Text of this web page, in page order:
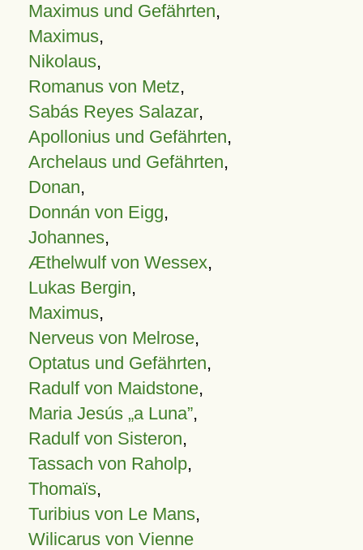
Maximus und Gefährten,
Maximus,
Nikolaus,
Romanus von Metz,
Sabás Reyes Salazar,
Apollonius und Gefährten,
Archelaus und Gefährten,
Donan,
Donnán von Eigg,
Johannes,
Æthelwulf von Wessex,
Lukas Bergin,
Maximus,
Nerveus von Melrose,
Optatus und Gefährten,
Radulf von Maidstone,
Maria Jesús „a Luna”,
Radulf von Sisteron,
Tassach von Raholp,
Thomaïs,
Turibius von Le Mans,
Wilicarus von Vienne